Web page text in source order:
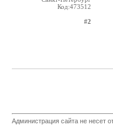
Код:473512
#2
Администрация сайта не несет